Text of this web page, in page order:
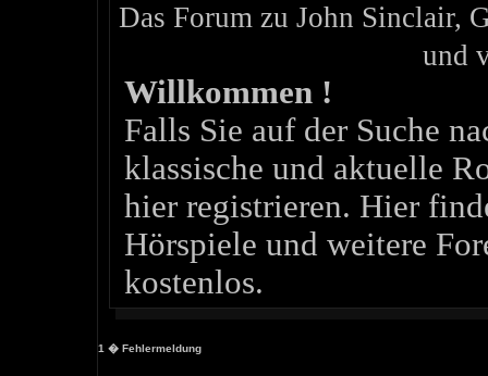
Das Forum zu John Sinclair,
und
Willkommen !
Falls Sie auf der Suche
klassische und aktuelle
hier registrieren. Hier
Hörspiele und weitere
kostenlos.
1 � Fehlermeldung